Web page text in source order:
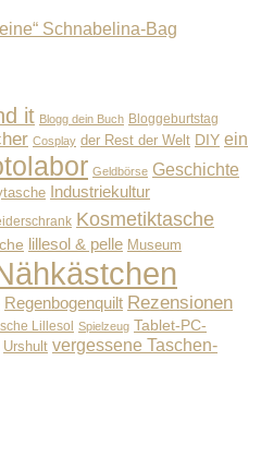
Schnabelina-Bag
it Blogg dein Buch Bloggeburtstag
Cosplay der Rest der Welt DIY ein
Geldbörse Geschichte
Industriekultur
Kosmetiktasche
lillesol & pelle Museum
Regenbogenquilt Rezensionen
Lillesol Spielzeug Tablet-PC-
Urshult vergessene Taschen-